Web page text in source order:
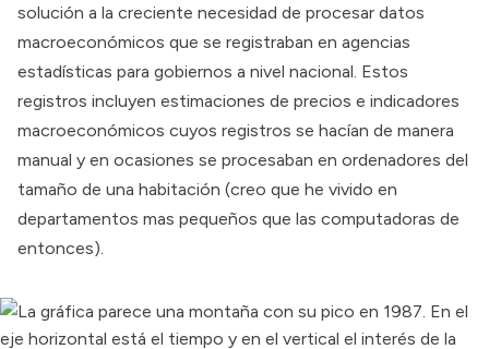
solución a la creciente necesidad de procesar datos
macroeconómicos que se registraban en agencias
estadísticas para gobiernos a nivel nacional. Estos
registros incluyen estimaciones de precios e indicadores
macroeconómicos cuyos registros se hacían de manera
manual y en ocasiones se procesaban en ordenadores del
tamaño de una habitación (creo que he vivido en
departamentos mas pequeños que las computadoras de
entonces).